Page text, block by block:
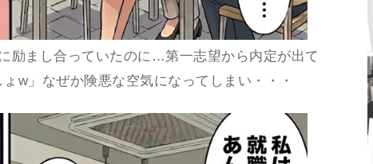
励まし合っていたのに…第一志望から内定が出て
w」なぜか険悪な空気になってしまい・・・